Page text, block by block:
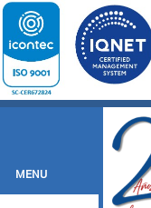
MENU